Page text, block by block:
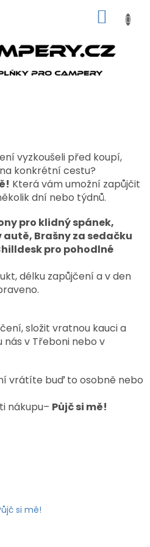
KOŠÍK
vyzkoušeli před koupí,
konkrétní cestu?
Která vám umožní zapůjčit
dní nebo týdnů.
pro klidný spánek,
Brašny za sedačku
pro pohodlné
délku zapůjčení a v den
složit vratnou kauci a
nás v Třeboni nebo v
vrátíte buď to osobně nebo
nákupu– Půjč si mě!
si mě!